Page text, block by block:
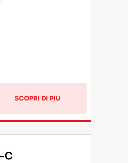
SCOPRI DI PIU
C